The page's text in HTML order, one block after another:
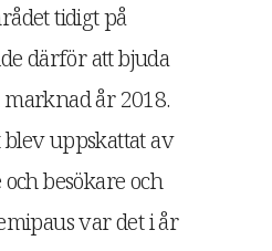
tidigt på
därför att bjuda
år 2018.
uppskattat av
besökare och
var det i år